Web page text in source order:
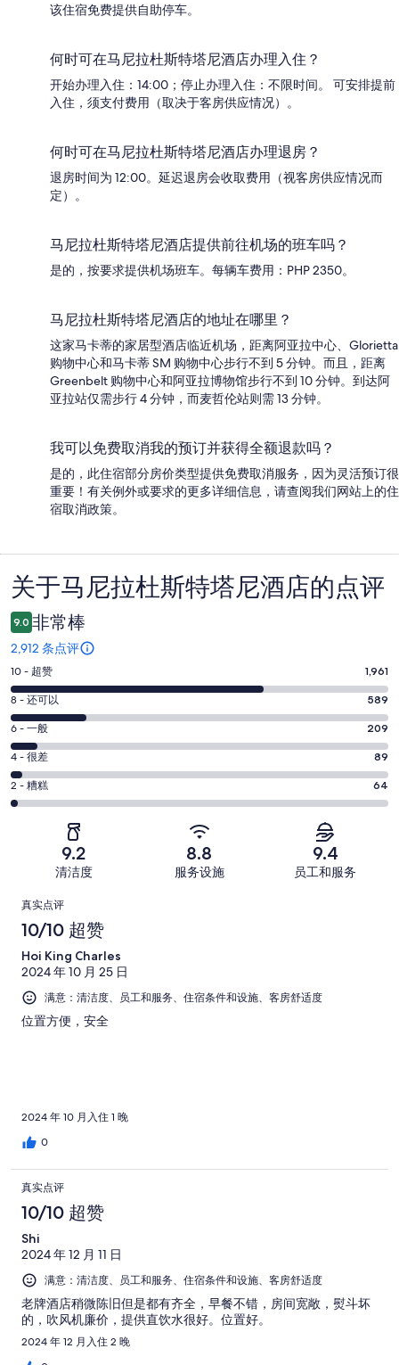
该住宿免费提供自助停车。
何时可在马尼拉杜斯特塔尼酒店办理入住？
开始办理入住：14:00；停止办理入住：不限时间。 可安排提前
入住，须支付费用（取决于客房供应情况）。
何时可在马尼拉杜斯特塔尼酒店办理退房？
退房时间为 12:00。延迟退房会收取费用（视客房供应情况而
定）。
马尼拉杜斯特塔尼酒店提供前往机场的班车吗？
是的，按要求提供机场班车。每辆车费用：PHP 2350。
马尼拉杜斯特塔尼酒店的地址在哪里？
这家马卡蒂的家居型酒店临近机场，距离阿亚拉中心、Glorietta
购物中心和马卡蒂 SM 购物中心步行不到 5 分钟。而且，距离
Greenbelt 购物中心和阿亚拉博物馆步行不到 10 分钟。到达阿
亚拉站仅需步行 4 分钟，而麦哲伦站则需 13 分钟。
我可以免费取消我的预订并获得全额退款吗？
是的，此住宿部分房价类型提供免费取消服务，因为灵活预订很
重要！有关例外或要求的更多详细信息，请查阅我们网站上的住
宿取消政策。
点
评
关于马尼拉杜斯特塔尼酒店的点评
9.0 非常棒
2,912 条点评
10
分
-
超
赞。
1961
条
好
条
点
10 - 超赞 1,961
8
分
-
还
可
以。
有
2912
条
点
评
8 - 还可以 589
6
分
-
一
般。
共
有
条
点
评
6 - 一般 209
4
分
-
评，
共
有
2912
条
评
4 - 很差 89
2
分
条
好
评，
共
有
2912
条
2 - 糟糕 64
9.2
清洁度
8.8
服务设施
9.4
员工和服务
点
评
真实点评
10/10 超赞
Hoi King Charles
2024 年 10 月 25 日
满意：清洁度、员工和服务、住宿条件和设施、客房舒适度
位置方便，安全
2024 年 10 月入住 1 晚
0
真实点评
10/10 超赞
Shi
2024 年 12 月 11 日
满意：清洁度、员工和服务、住宿条件和设施、客房舒适度
老牌酒店稍微陈旧但是都有齐全，早餐不错，房间宽敞，熨斗坏
的，吹风机廉价，提供直饮水很好。位置好。
2024 年 12 月入住 2 晚